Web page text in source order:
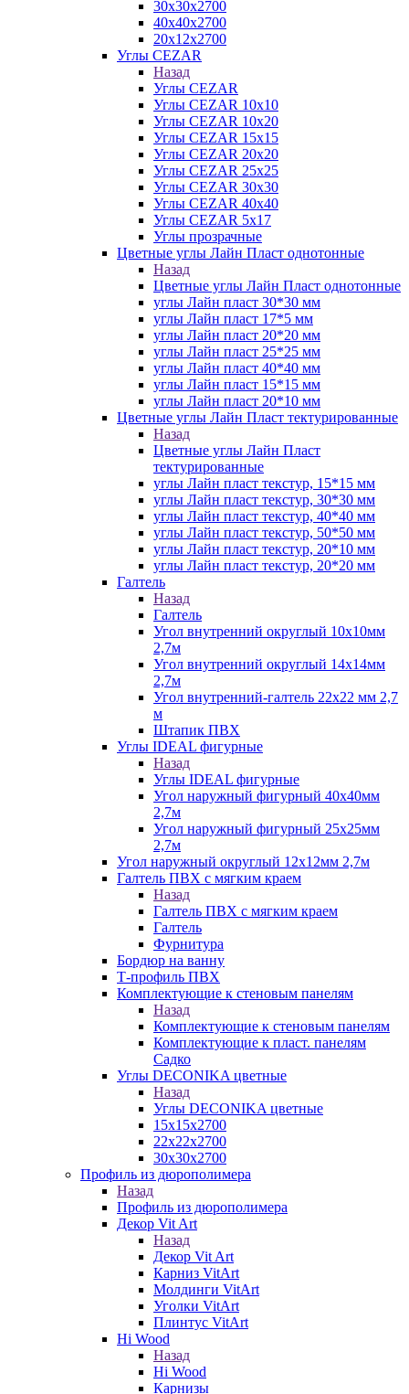
30х30х2700
40х40х2700
20х12х2700
Углы CEZAR
Назад
Углы CEZAR
Углы CEZAR 10х10
Углы CEZAR 10х20
Углы CEZAR 15х15
Углы CEZAR 20х20
Углы CEZAR 25х25
Углы CEZAR 30х30
Углы CEZAR 40х40
Углы CEZAR 5х17
Углы прозрачные
Цветные углы Лайн Пласт однотонные
Назад
Цветные углы Лайн Пласт однотонные
углы Лайн пласт 30*30 мм
углы Лайн пласт 17*5 мм
углы Лайн пласт 20*20 мм
углы Лайн пласт 25*25 мм
углы Лайн пласт 40*40 мм
углы Лайн пласт 15*15 мм
углы Лайн пласт 20*10 мм
Цветные углы Лайн Пласт тектурированные
Назад
Цветные углы Лайн Пласт
тектурированные
углы Лайн пласт текстур, 15*15 мм
углы Лайн пласт текстур, 30*30 мм
углы Лайн пласт текстур, 40*40 мм
углы Лайн пласт текстур, 50*50 мм
углы Лайн пласт текстур, 20*10 мм
углы Лайн пласт текстур, 20*20 мм
Галтель
Назад
Галтель
Угол внутренний округлый 10х10мм
2,7м
Угол внутренний округлый 14х14мм
2,7м
Угол внутренний-галтель 22х22 мм 2,7
м
Штапик ПВХ
Углы IDEAL фигурные
Назад
Углы IDEAL фигурные
Угол наружный фигурный 40х40мм
2,7м
Угол наружный фигурный 25х25мм
2,7м
Угол наружный округлый 12х12мм 2,7м
Галтель ПВХ с мягким краем
Назад
Галтель ПВХ с мягким краем
Галтель
Фурнитура
Бордюр на ванну
Т-профиль ПВХ
Комплектующие к стеновым панелям
Назад
Комплектующие к стеновым панелям
Комплектующие к пласт. панелям
Садко
Углы DECONIKA цветные
Назад
Углы DECONIKA цветные
15х15х2700
22х22х2700
30х30х2700
Профиль из дюрополимера
Назад
Профиль из дюрополимера
Декор Vit Art
Назад
Декор Vit Art
Карниз VitArt
Молдинги VitArt
Уголки VitArt
Плинтус VitArt
Hi Wood
Назад
Hi Wood
Карнизы